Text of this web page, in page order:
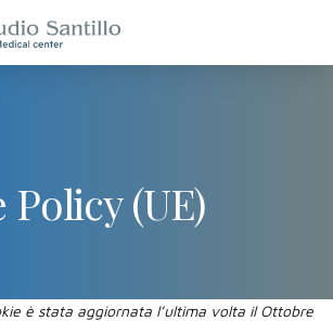
(UE)
è stata aggiornata l’ultima volta il Ottobre